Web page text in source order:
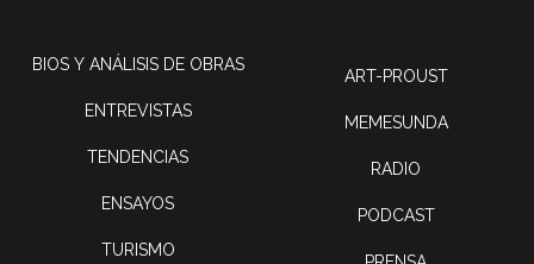
BIOS Y ANÁLISIS DE OBRAS
ENTREVISTAS
TENDENCIAS
ENSAYOS
TURISMO
ART-PROUST
MEMESUNDA
RADIO
PODCAST